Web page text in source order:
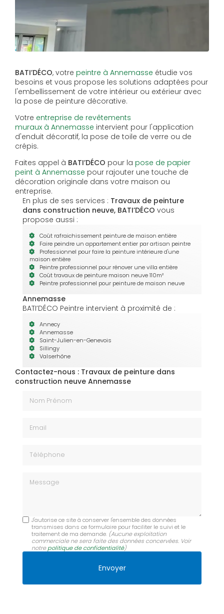
BATI’DÉCO, votre peintre à Annemasse étudie vos
besoins et vous propose les solutions adaptées pour
l'embellissement de votre intérieur ou extérieur avec
la pose de peinture décorative.
Votre entreprise de revêtements
muraux à Annemasse intervient pour l'application
d'enduit décoratif, la pose de toile de verre ou de
crépis.
Faites appel à BATI’DÉCO pour la pose de papier
peint à Annemasse pour rajouter une touche de
décoration originale dans votre maison ou
entreprise.
En plus de ses services : Travaux de peinture
dans construction neuve, BATI’DÉCO vous
propose aussi :
Coût rafraichissement peinture de maison entière
Faire peindre un appartement entier par artisan peintre
Professionnel pour faire la peinture intérieure d'une
maison entière
Peintre professionnel pour rénover une villa entière
Coût travaux de peinture maison neuve 110m²
Peintre professionnel pour peinture de maison neuve
Annemasse
BATI’DÉCO Peintre intervient à proximité de :
Annecy
Annemasse
Saint-Julien-en-Genevois
Sillingy
Valserhône
Contactez-nous : Travaux de peinture dans
construction neuve Annemasse
J'autorise ce site à conserver l'ensemble des données
transmises dans ce formulaire pour faciliter le suivi et le
traitement de ma demande. (Aucune exploitation
commerciale ne sera faite des données concervées. Voir
notrepolitique de confidentialité)